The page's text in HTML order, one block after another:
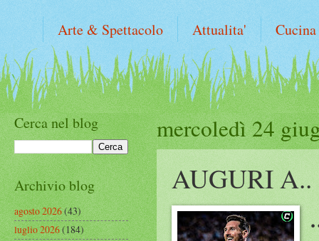
Arte & Spettacolo Attualita' Cucina
mercoledì 24
AUGURI A..
Cerca nel blog
Archivio blog
agosto 2026(43)
luglio 2026(184)